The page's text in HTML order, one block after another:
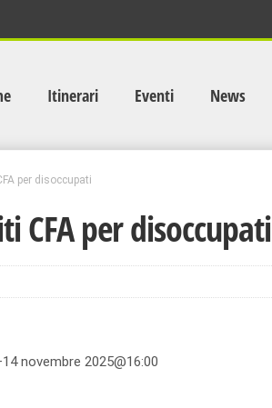
Itinerari Eventi News
per disoccupati
CFA per disoccupati
novembre 2025@16:00